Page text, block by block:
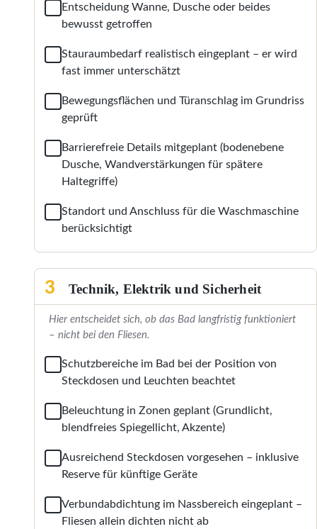
Entscheidung Wanne, Dusche oder beides
bewusst getroffen
Stauraumbedarf realistisch eingeplant – er wird
fast immer unterschätzt
Bewegungsflächen und Türanschlag im Grundriss
geprüft
Barrierefreie Details mitgeplant (bodenebene
Dusche, Wandverstärkungen für spätere
Haltegriffe)
Standort und Anschluss für die Waschmaschine
berücksichtigt
3 Technik, Elektrik und Sicherheit
Hier entscheidet sich, ob das Bad langfristig funktioniert
– nicht bei den Fliesen.
Schutzbereiche im Bad bei der Position von
Steckdosen und Leuchten beachtet
Beleuchtung in Zonen geplant (Grundlicht,
blendfreies Spiegellicht, Akzente)
Ausreichend Steckdosen vorgesehen – inklusive
Reserve für künftige Geräte
Verbundabdichtung im Nassbereich eingeplant –
Fliesen allein dichten nicht ab